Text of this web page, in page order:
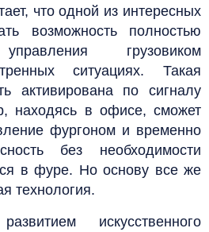
что одной из интересных
возможность полностью
грузовиком
ситуациях. Такая
активирована по сигналу
находясь в офисе, сможет
фургоном и временно
без необходимости
в фуре. Но основу все же
технология.
искусственного